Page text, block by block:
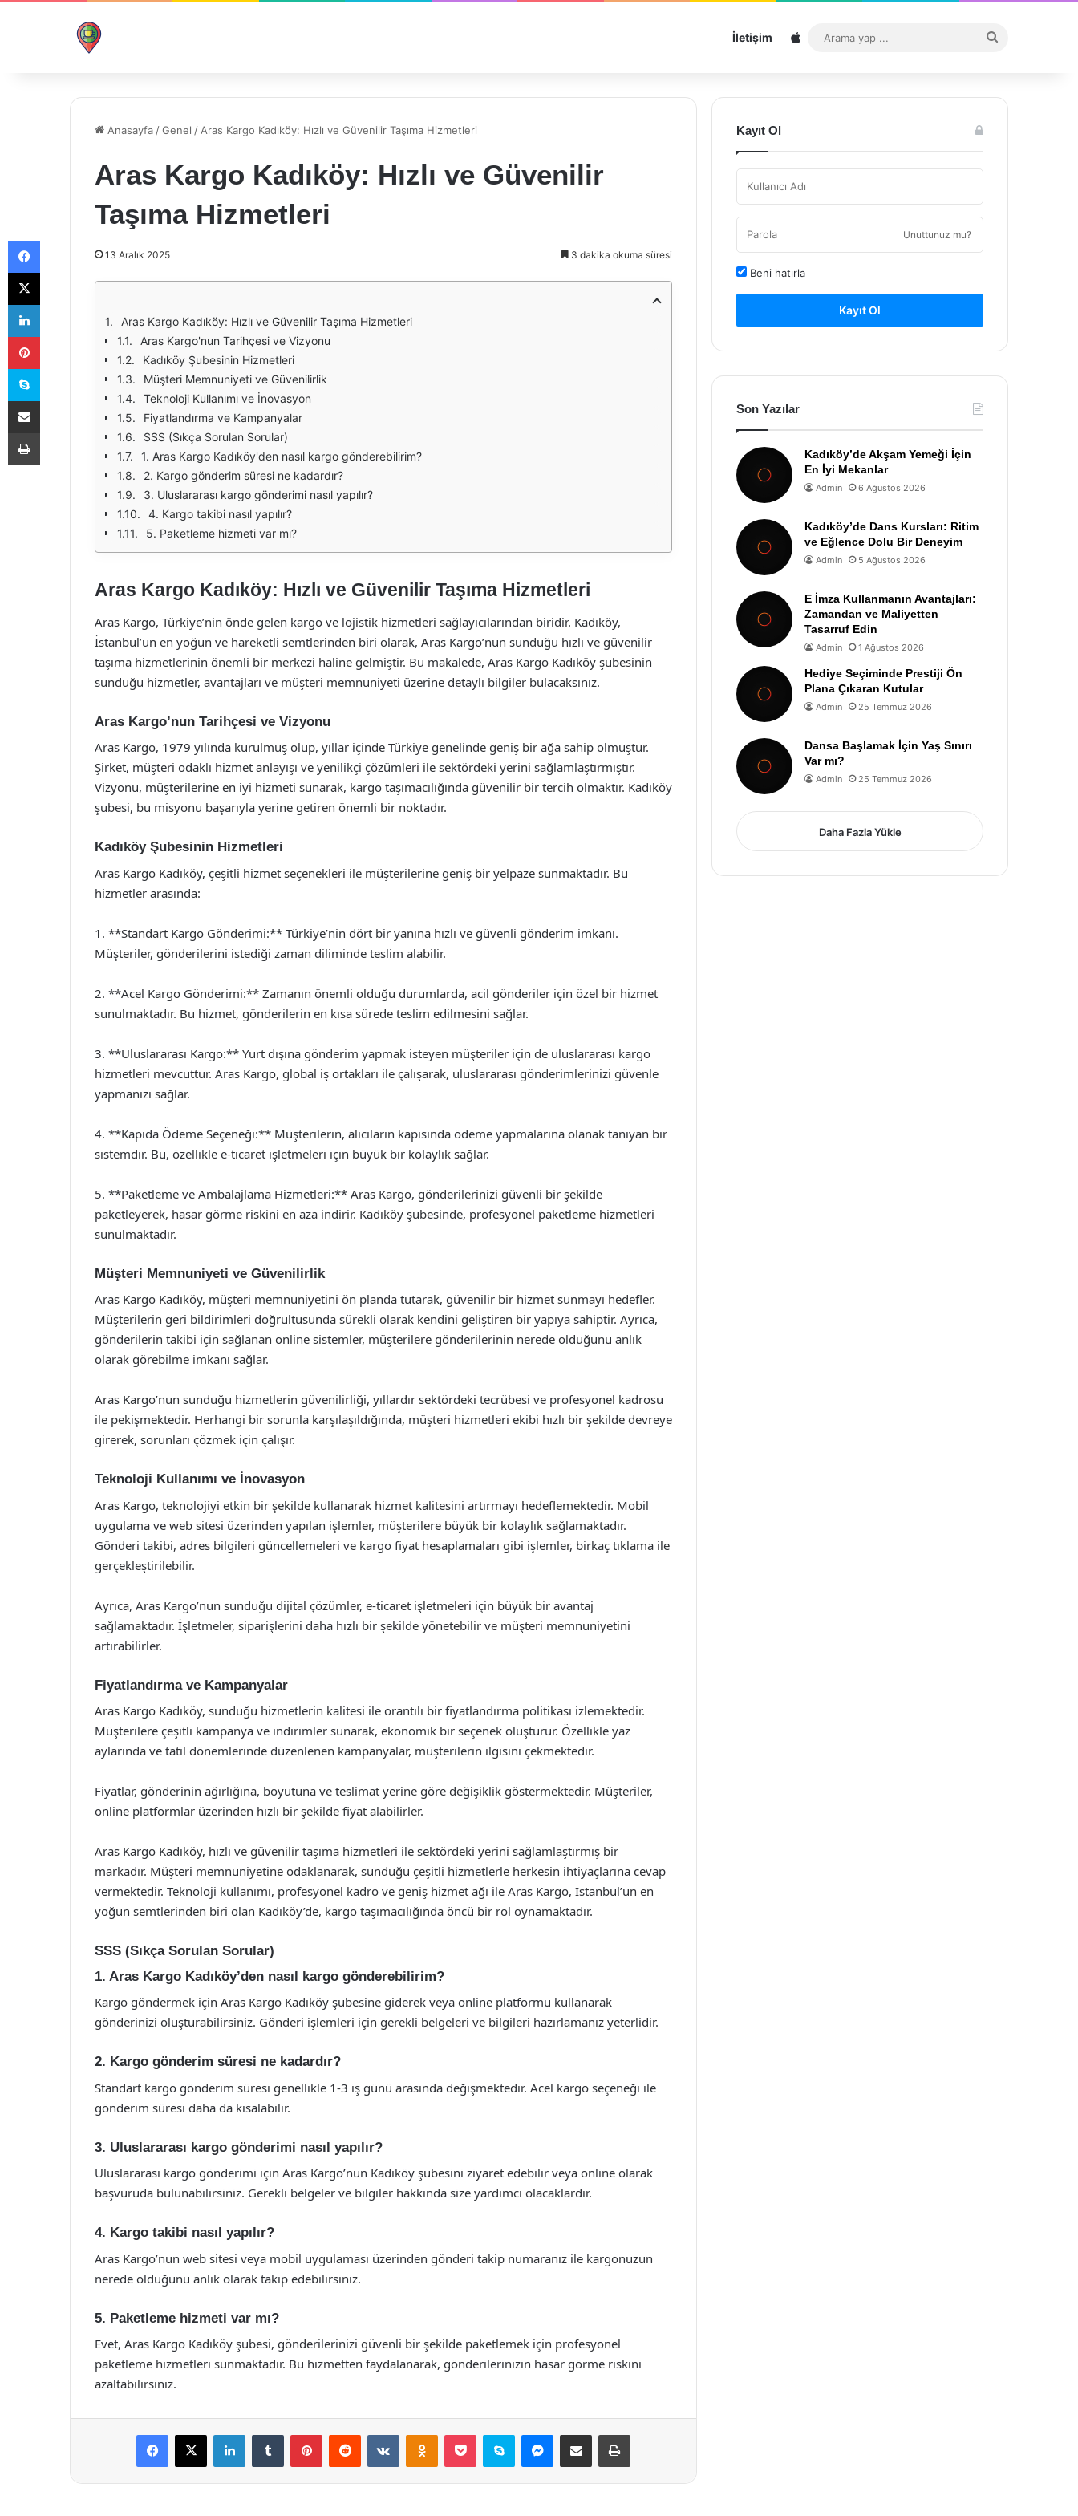
İletişim Sitemap
...
Anasayfa /Genel / Aras Kargo Kadıköy: Hızlı ve Güvenilir Taşıma Hizmetleri
Aras Kargo Kadıköy: Hızlı ve Güvenilir
Taşıma Hizmetleri
13 Aralık 2025 3 dakika okuma süresi
Aras Kargo Kadıköy: Hızlı ve Güvenilir Taşıma Hizmetleri
Aras Kargo'nun Tarihçesi ve Vizyonu
Kadıköy Şubesinin Hizmetleri
Müşteri Memnuniyeti ve Güvenilirlik
Teknoloji Kullanımı ve İnovasyon
Fiyatlandırma ve Kampanyalar
SSS (Sıkça Sorulan Sorular)
1. Aras Kargo Kadıköy'den nasıl kargo gönderebilirim?
2. Kargo gönderim süresi ne kadardır?
3. Uluslararası kargo gönderimi nasıl yapılır?
4. Kargo takibi nasıl yapılır?
5. Paketleme hizmeti var mı?
Aras Kargo Kadıköy: Hızlı ve Güvenilir Taşıma Hizmetleri
Aras Kargo, Türkiye’nin önde gelen kargo ve lojistik hizmetleri sağlayıcılarından biridir. Kadıköy,
İstanbul’un en yoğun ve hareketli semtlerinden biri olarak, Aras Kargo’nun sunduğu hızlı ve güvenilir
taşıma hizmetlerinin önemli bir merkezi haline gelmiştir. Bu makalede, Aras Kargo Kadıköy şubesinin
sunduğu hizmetler, avantajları ve müşteri memnuniyeti üzerine detaylı bilgiler bulacaksınız.
Aras Kargo’nun Tarihçesi ve Vizyonu
Aras Kargo, 1979 yılında kurulmuş olup, yıllar içinde Türkiye genelinde geniş bir ağa sahip olmuştur.
Şirket, müşteri odaklı hizmet anlayışı ve yenilikçi çözümleri ile sektördeki yerini sağlamlaştırmıştır.
Vizyonu, müşterilerine en iyi hizmeti sunarak, kargo taşımacılığında güvenilir bir tercih olmaktır. Kadıköy
şubesi, bu misyonu başarıyla yerine getiren önemli bir noktadır.
Kadıköy Şubesinin Hizmetleri
Aras Kargo Kadıköy, çeşitli hizmet seçenekleri ile müşterilerine geniş bir yelpaze sunmaktadır. Bu
hizmetler arasında:
1. **Standart Kargo Gönderimi:** Türkiye’nin dört bir yanına hızlı ve güvenli gönderim imkanı.
Müşteriler, gönderilerini istediği zaman diliminde teslim alabilir.
2. **Acel Kargo Gönderimi:** Zamanın önemli olduğu durumlarda, acil gönderiler için özel bir hizmet
sunulmaktadır. Bu hizmet, gönderilerin en kısa sürede teslim edilmesini sağlar.
3. **Uluslararası Kargo:** Yurt dışına gönderim yapmak isteyen müşteriler için de uluslararası kargo
hizmetleri mevcuttur. Aras Kargo, global iş ortakları ile çalışarak, uluslararası gönderimlerinizi güvenle
yapmanızı sağlar.
4. **Kapıda Ödeme Seçeneği:** Müşterilerin, alıcıların kapısında ödeme yapmalarına olanak tanıyan bir
sistemdir. Bu, özellikle e-ticaret işletmeleri için büyük bir kolaylık sağlar.
5. **Paketleme ve Ambalajlama Hizmetleri:** Aras Kargo, gönderilerinizi güvenli bir şekilde
paketleyerek, hasar görme riskini en aza indirir. Kadıköy şubesinde, profesyonel paketleme hizmetleri
sunulmaktadır.
Müşteri Memnuniyeti ve Güvenilirlik
Aras Kargo Kadıköy, müşteri memnuniyetini ön planda tutarak, güvenilir bir hizmet sunmayı hedefler.
Müşterilerin geri bildirimleri doğrultusunda sürekli olarak kendini geliştiren bir yapıya sahiptir. Ayrıca,
gönderilerin takibi için sağlanan online sistemler, müşterilere gönderilerinin nerede olduğunu anlık
olarak görebilme imkanı sağlar.
Aras Kargo’nun sunduğu hizmetlerin güvenilirliği, yıllardır sektördeki tecrübesi ve profesyonel kadrosu
ile pekişmektedir. Herhangi bir sorunla karşılaşıldığında, müşteri hizmetleri ekibi hızlı bir şekilde devreye
girerek, sorunları çözmek için çalışır.
Teknoloji Kullanımı ve İnovasyon
Aras Kargo, teknolojiyi etkin bir şekilde kullanarak hizmet kalitesini artırmayı hedeflemektedir. Mobil
uygulama ve web sitesi üzerinden yapılan işlemler, müşterilere büyük bir kolaylık sağlamaktadır.
Gönderi takibi, adres bilgileri güncellemeleri ve kargo fiyat hesaplamaları gibi işlemler, birkaç tıklama ile
gerçekleştirilebilir.
Ayrıca, Aras Kargo’nun sunduğu dijital çözümler, e-ticaret işletmeleri için büyük bir avantaj
sağlamaktadır. İşletmeler, siparişlerini daha hızlı bir şekilde yönetebilir ve müşteri memnuniyetini
artırabilirler.
Fiyatlandırma ve Kampanyalar
Aras Kargo Kadıköy, sunduğu hizmetlerin kalitesi ile orantılı bir fiyatlandırma politikası izlemektedir.
Müşterilere çeşitli kampanya ve indirimler sunarak, ekonomik bir seçenek oluşturur. Özellikle yaz
aylarında ve tatil dönemlerinde düzenlenen kampanyalar, müşterilerin ilgisini çekmektedir.
Fiyatlar, gönderinin ağırlığına, boyutuna ve teslimat yerine göre değişiklik göstermektedir. Müşteriler,
online platformlar üzerinden hızlı bir şekilde fiyat alabilirler.
Aras Kargo Kadıköy, hızlı ve güvenilir taşıma hizmetleri ile sektördeki yerini sağlamlaştırmış bir
markadır. Müşteri memnuniyetine odaklanarak, sunduğu çeşitli hizmetlerle herkesin ihtiyaçlarına cevap
vermektedir. Teknoloji kullanımı, profesyonel kadro ve geniş hizmet ağı ile Aras Kargo, İstanbul’un en
yoğun semtlerinden biri olan Kadıköy’de, kargo taşımacılığında öncü bir rol oynamaktadır.
SSS (Sıkça Sorulan Sorular)
1. Aras Kargo Kadıköy’den nasıl kargo gönderebilirim?
Kargo göndermek için Aras Kargo Kadıköy şubesine giderek veya online platformu kullanarak
gönderinizi oluşturabilirsiniz. Gönderi işlemleri için gerekli belgeleri ve bilgileri hazırlamanız yeterlidir.
2. Kargo gönderim süresi ne kadardır?
Standart kargo gönderim süresi genellikle 1-3 iş günü arasında değişmektedir. Acel kargo seçeneği ile
gönderim süresi daha da kısalabilir.
3. Uluslararası kargo gönderimi nasıl yapılır?
Uluslararası kargo gönderimi için Aras Kargo’nun Kadıköy şubesini ziyaret edebilir veya online olarak
başvuruda bulunabilirsiniz. Gerekli belgeler ve bilgiler hakkında size yardımcı olacaklardır.
4. Kargo takibi nasıl yapılır?
Aras Kargo’nun web sitesi veya mobil uygulaması üzerinden gönderi takip numaranız ile kargonuzun
nerede olduğunu anlık olarak takip edebilirsiniz.
5. Paketleme hizmeti var mı?
Evet, Aras Kargo Kadıköy şubesi, gönderilerinizi güvenli bir şekilde paketlemek için profesyonel
paketleme hizmetleri sunmaktadır. Bu hizmetten faydalanarak, gönderilerinizin hasar görme riskini
azaltabilirsiniz.
Facebook
X LinkedInTumblr PinterestReddit VKontakteOdnoklassniki
Pocket Skype Messenger
E-Posta ile paylaş Yazdır
Kayıt Ol
Unuttunuz mu?
Beni hatırla
Kayıt Ol
Son Yazılar
Kadıköy’de Akşam Yemeği İçin
En İyi Mekanlar
Admin 6 Ağustos 2026
Kadıköy’de Dans Kursları: Ritim
ve Eğlence Dolu Bir Deneyim
Admin 5 Ağustos 2026
E İmza Kullanmanın Avantajları:
Zamandan ve Maliyetten
Tasarruf Edin
Admin 1 Ağustos 2026
Hediye Seçiminde Prestiji Ön
Plana Çıkaran Kutular
Admin 25 Temmuz 2026
Dansa Başlamak İçin Yaş Sınırı
Var mı?
Admin 25 Temmuz 2026
Daha Fazla Yükle
Facebook
X
LinkedIn
Pinterest
Skype
E-Posta ile paylaş